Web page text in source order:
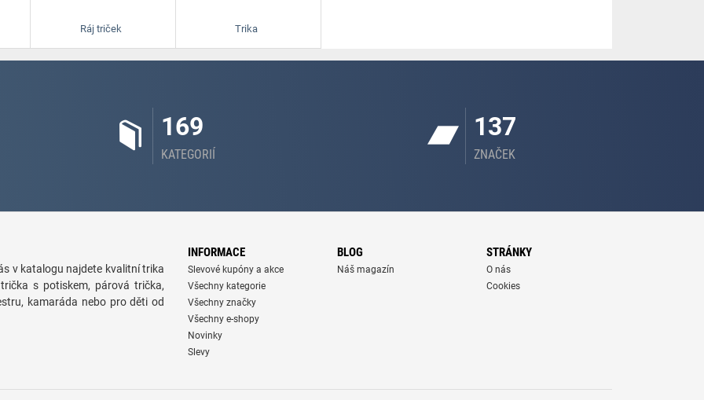
Ráj triček Trika
169
KATEGORIÍ
137
ZNAČEK
v katalogu najdete kvalitní trika
s potiskem, párová trička,
kamaráda nebo pro děti od
INFORMACE
Slevové kupóny a akce
Všechny kategorie
Všechny značky
Všechny e-shopy
Novinky
Slevy
BLOG
Náš magazín
STRÁNKY
O nás
Cookies